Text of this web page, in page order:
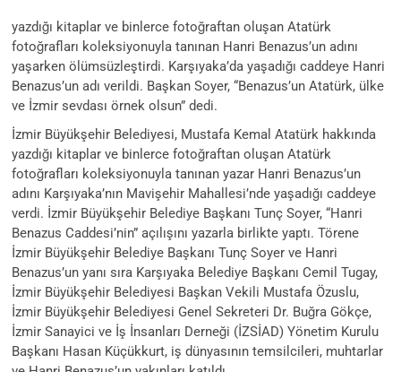
yazdığı kitaplar ve binlerce fotoğraftan oluşan Atatürk
fotoğrafları koleksiyonuyla tanınan Hanri Benazus’un adını
yaşarken ölümsüzleştirdi. Karşıyaka’da yaşadığı caddeye Hanri
Benazus’un adı verildi. Başkan Soyer, “Benazus’un Atatürk, ülke
ve İzmir sevdası örnek olsun” dedi.
İzmir Büyükşehir Belediyesi, Mustafa Kemal Atatürk hakkında
yazdığı kitaplar ve binlerce fotoğraftan oluşan Atatürk
fotoğrafları koleksiyonuyla tanınan yazar Hanri Benazus’un
adını Karşıyaka’nın Mavişehir Mahallesi’nde yaşadığı caddeye
verdi. İzmir Büyükşehir Belediye Başkanı Tunç Soyer, “Hanri
Benazus Caddesi’nin” açılışını yazarla birlikte yaptı. Törene
İzmir Büyükşehir Belediye Başkanı Tunç Soyer ve Hanri
Benazus’un yanı sıra Karşıyaka Belediye Başkanı Cemil Tugay,
İzmir Büyükşehir Belediyesi Başkan Vekili Mustafa Özuslu,
İzmir Büyükşehir Belediyesi Genel Sekreteri Dr. Buğra Gökçe,
İzmir Sanayici ve İş İnsanları Derneği (İZSİAD) Yönetim Kurulu
Başkanı Hasan Küçükkurt, iş dünyasının temsilcileri, muhtarlar